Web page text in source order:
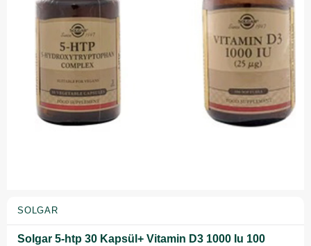
SOLGAR
Solgar 5-htp 30 Kapsül+ Vitamin D3 1000 Iu 100